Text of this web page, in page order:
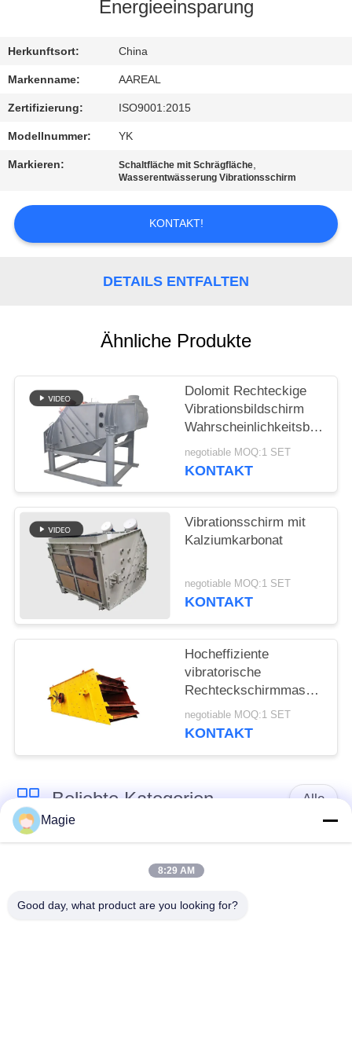
MIT
UNS
BITTE UM
EIN
SITEMAP
Energieeinsparung
Herkunftsort: China
Markenname: AAREAL
Zertifizierung: ISO9001:2015
Modellnummer: YK
Markieren: Schaltfläche mit Schrägfläche,
Wasserentwässerung Vibrationsschirm
KONTAKT!
DETAILS ENTFALTEN
Ähnliche Produkte
Dolomit Rechteckige
Vibrationsbildschirm
Maschine Mogensen
Sieb
negotiable MOQ:1 SET
KONTAKT
Vibrationsschirm mit
Kalziumkarbonat
negotiable MOQ:1 SET
KONTAKT
Hocheffiziente
vibratorische
Rechteckschirmmaschine
für Baustoffe
negotiable MOQ:1 SET
KONTAKT
Beliebte Kategorien Alle
Filter
Magie
8:29 AM
Good day, what product are you looking for?